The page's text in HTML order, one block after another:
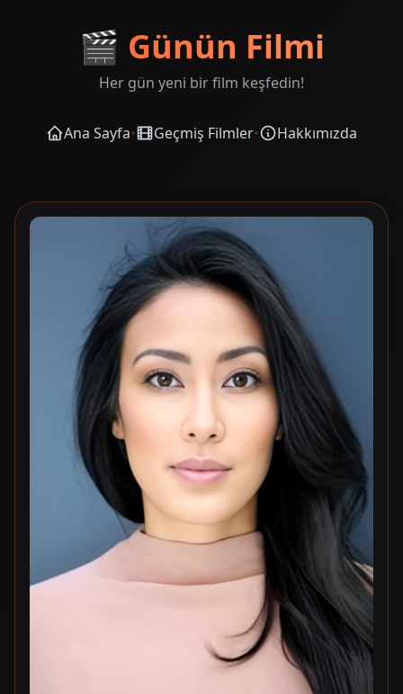
🎬 Günün Filmi
Her gün yeni bir film keşfedin!
Ana Sayfa• Geçmiş Filmler• Hakkımızda